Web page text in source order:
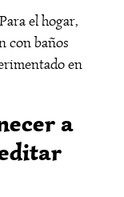
el hogar,
con baños
en
a